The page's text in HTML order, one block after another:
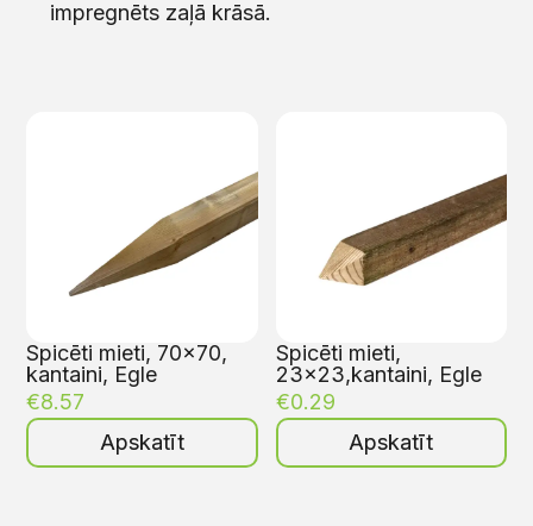
impregnēts zaļā krāsā.
Spicēti mieti, 70×70,
kantaini, Egle
€8.57
Apskatīt
Spicēti mieti,
23×23,kantaini, Egle
€0.29
Apskatīt